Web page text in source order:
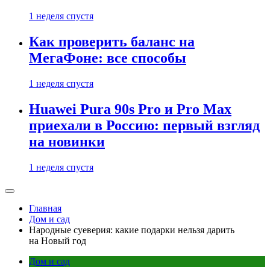
1 неделя спустя
Как проверить баланс на
МегаФоне: все способы
1 неделя спустя
Huawei Pura 90s Pro и Pro Max
приехали в Россию: первый взгляд
на новинки
1 неделя спустя
Главная
Дом и сад
Народные суеверия: какие подарки нельзя дарить
на Новый год
Дом и сад